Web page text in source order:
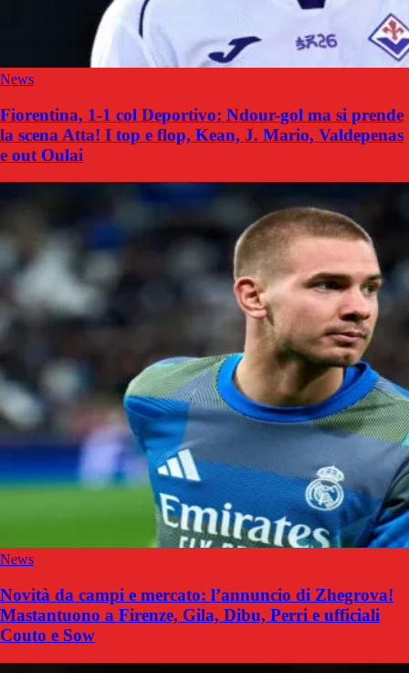
News
Fiorentina, 1-1 col Deportivo: Ndour-gol ma si prende
la scena Atta! I top e flop, Kean, J. Mario, Valdepenas
e out Oulai
News
Novità da campi e mercato: l’annuncio di Zhegrova!
Mastantuono a Firenze, Gila, Dibu, Perri e ufficiali
Couto e Sow